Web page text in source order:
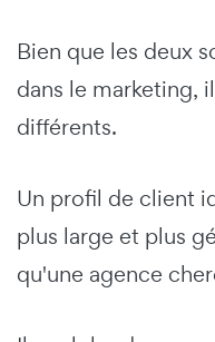
Bien que les deux
dans le marketing,
différents.
Un profil de client
plus large et plus
qu'une agence